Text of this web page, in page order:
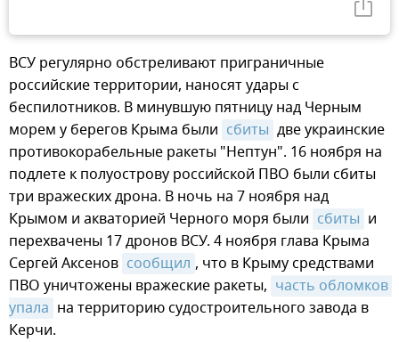
ВСУ регулярно обстреливают приграничные
российские территории, наносят удары с
беспилотников. В минувшую пятницу над Черным
морем у берегов Крыма были сбиты две украинские
противокорабельные ракеты "Нептун". 16 ноября на
подлете к полуострову российской ПВО были сбиты
три вражеских дрона. В ночь на 7 ноября над
Крымом и акваторией Черного моря были сбиты и
перехвачены 17 дронов ВСУ. 4 ноября глава Крыма
Сергей Аксенов сообщил , что в Крыму средствами
ПВО уничтожены вражеские ракеты, часть обломков
упала на территорию судостроительного завода в
Керчи.